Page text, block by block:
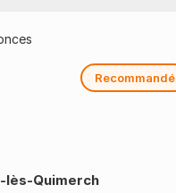
Recommandé
lès-Quimerch